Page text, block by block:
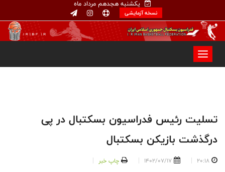
یکشنبه هجدهم مرداد ماه
نسخه آزمایشی
تسلیت رئیس فدراسیون بسکتبال در پی
درگذشت بازیکن بسکتبال
20:18
1402/07/17 چاپ خبر